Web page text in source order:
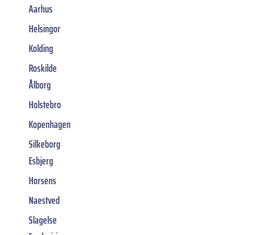
Aarhus
Helsingor
Kolding
Roskilde
Ålborg
Holstebro
Kopenhagen
Silkeborg
Esbjerg
Horsens
Naestved
Slagelse